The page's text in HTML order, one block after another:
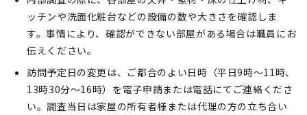
ッチンや洗面化粧台などの設備の数や大きさを確認しま
す。事情により、確認ができない部屋がある場合は職員にお
伝えください。
訪問予定日の変更は、ご都合のよい日時（平日9時～11時、
13時30分～16時）を電子申請または電話にてご連絡くださ
い。調査当日は家屋の所有者様または代理の方の立ち合い